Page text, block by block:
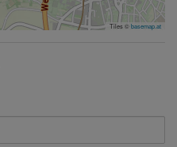
Tiles ©basemap.at